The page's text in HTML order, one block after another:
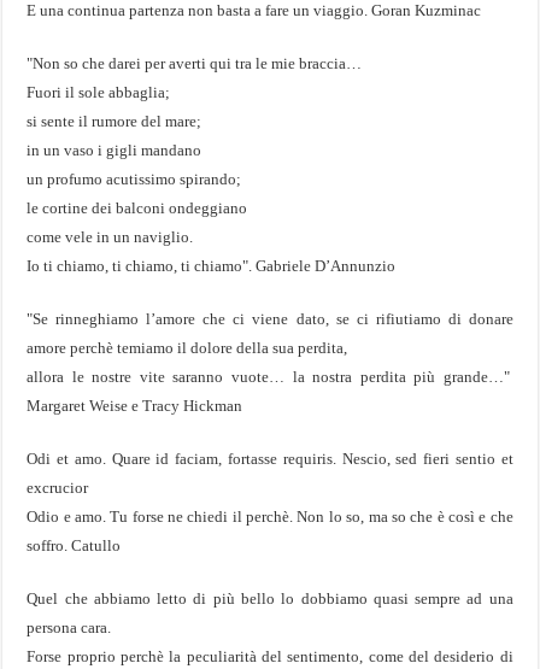
E una continua partenza non basta a fare un viaggio. Goran Kuzminac
"Non so che darei per averti qui tra le mie braccia…
Fuori il sole abbaglia;
si sente il rumore del mare;
in un vaso i gigli mandano
un profumo acutissimo spirando;
le cortine dei balconi ondeggiano
come vele in un naviglio.
Io ti chiamo, ti chiamo, ti chiamo". Gabriele D’Annunzio
"Se rinneghiamo l’amore che ci viene dato, se ci rifiutiamo di donare
amore perchè temiamo il dolore della sua perdita,
allora le nostre vite saranno vuote… la nostra perdita più grande…"
Margaret Weise e Tracy Hickman
Odi et amo. Quare id faciam, fortasse requiris. Nescio, sed fieri sentio et
excrucior
Odio e amo. Tu forse ne chiedi il perchè. Non lo so, ma so che è così e che
soffro. Catullo
Quel che abbiamo letto di più bello lo dobbiamo quasi sempre ad una
persona cara.
Forse proprio perchè la peculiarità del sentimento, come del desiderio di